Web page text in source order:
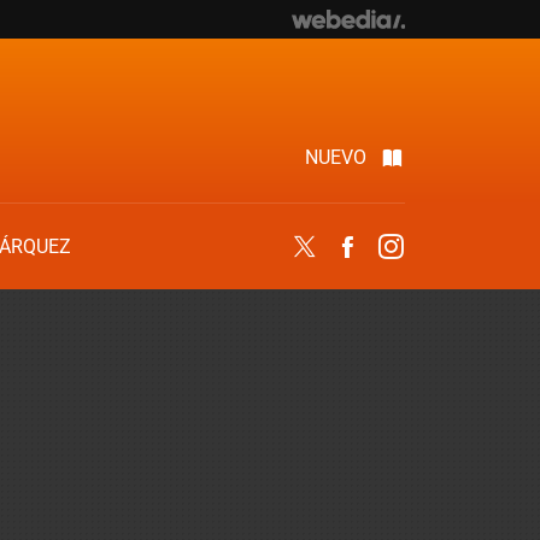
NUEVO
Twitter Facebook